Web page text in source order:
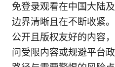
免登录观看在中国大陆
边界清晰且在不断收紧
公开且版权友好的内容
问受限内容或规避平台